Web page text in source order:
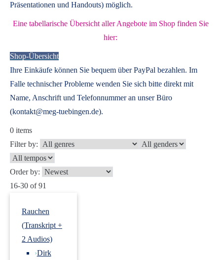
Präsentationen und Handouts) möglich.
Eine tabellarische Übersicht aller Angebote im Shop finden Sie
hier:
Shop-Übersicht
Ihre Einkäufe können Sie bequem über PayPal bezahlen. Im
Falle technischer Probleme wenden Sie sich bitte direkt mit
Name, Anschrift und Telefonnummer an unser Büro
(kontakt@meg-tuebingen.de).
0 items
Filter by:
Order by:
16-30 of 91
Rauchen
(Transkript +
2 Audios)
›Dirk